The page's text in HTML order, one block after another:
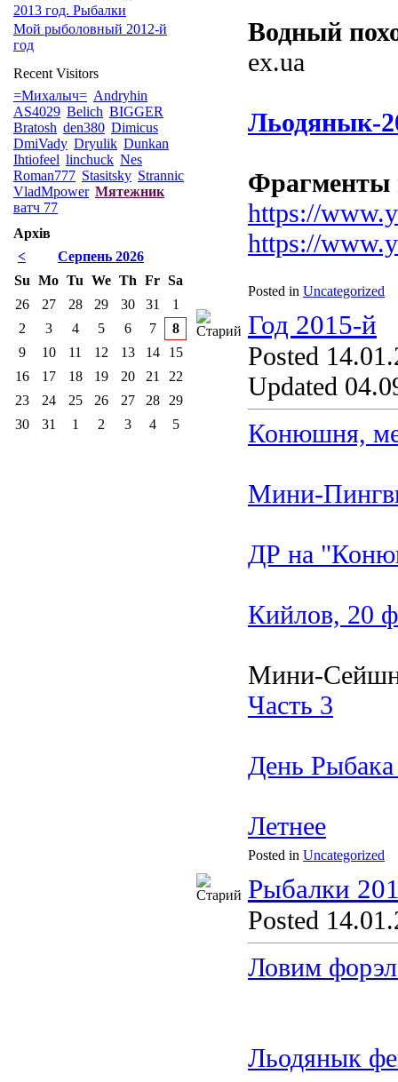
Водный
ex.ua
Льодянык-
Фрагменты
https://
https://
Posted in Uncategorized
Год 2015-й
Posted
Updated
Конюшня,
Мини-
ДР на
Кийлов, 20
Мини-
Часть 3
День Рыбака
Летнее
Posted in Uncategorized
Рыбалки
Posted
Ловим
Льодянык
2013 год. Рыбалки
Мой рыболовный 2012-й
год
Recent Visitors
=Михалыч= Andryhin
AS4029 Belich BIGGER
Bratosh den380 Dimicus
DmiVady Dryulik Dunkan
Ihtiofeel linchuck Nes
Roman777 Stasitsky Strannic
VladMpower Мятежник
ватч 77
Архів
<
Серпень 2026
Su Mo Tu We Th Fr Sa
26
27 28 29 30 31
1
2
3 4 5 6 7
8
9
10 11 12 13 14
15
16
17 18 19 20 21
22
23
24 25 26 27 28
29
30
31 1 2 3 4 5